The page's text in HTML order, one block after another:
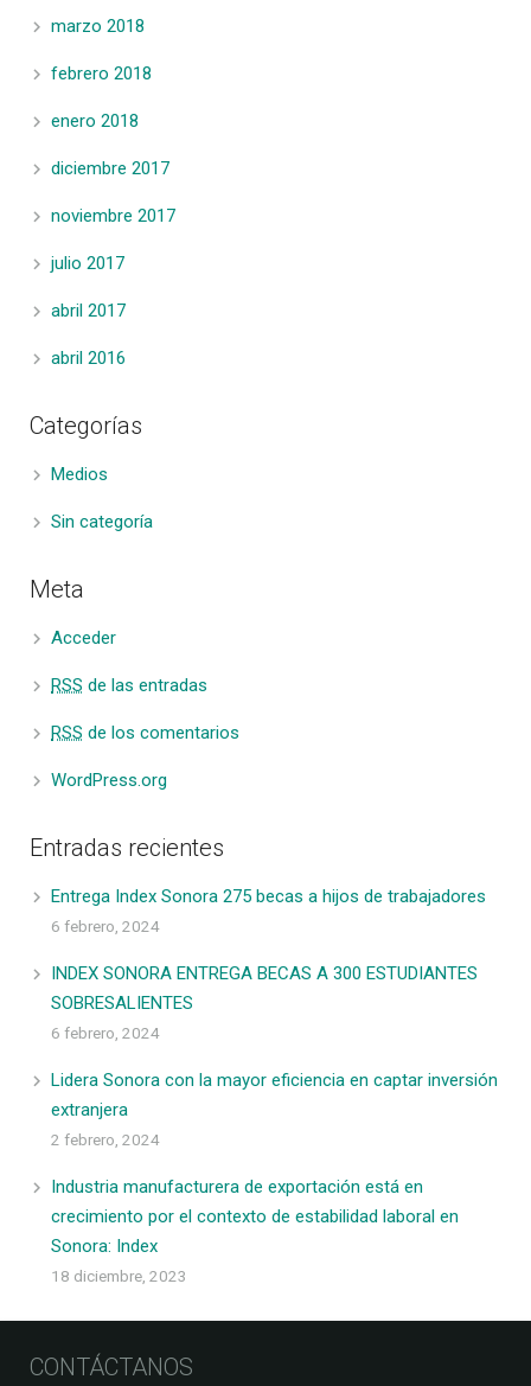
marzo 2018
febrero 2018
enero 2018
diciembre 2017
noviembre 2017
julio 2017
abril 2017
abril 2016
Categorías
Medios
Sin categoría
Meta
Acceder
RSS de las entradas
RSS de los comentarios
WordPress.org
Entradas recientes
Entrega Index Sonora 275 becas a hijos de trabajadores
6 febrero, 2024
INDEX SONORA ENTREGA BECAS A 300 ESTUDIANTES
SOBRESALIENTES
6 febrero, 2024
Lidera Sonora con la mayor eficiencia en captar inversión
extranjera
2 febrero, 2024
Industria manufacturera de exportación está en
crecimiento por el contexto de estabilidad laboral en
Sonora: Index
18 diciembre, 2023
CONTÁCTANOS